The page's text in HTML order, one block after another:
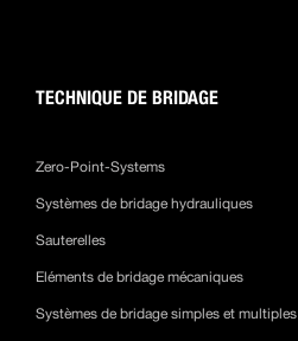
TECHNIQUE DE BRIDAGE
Zero-Point-Systems
Systèmes de bridage hydrauliques
Sauterelles
Eléments de bridage mécaniques
Systèmes de bridage simples et multiples